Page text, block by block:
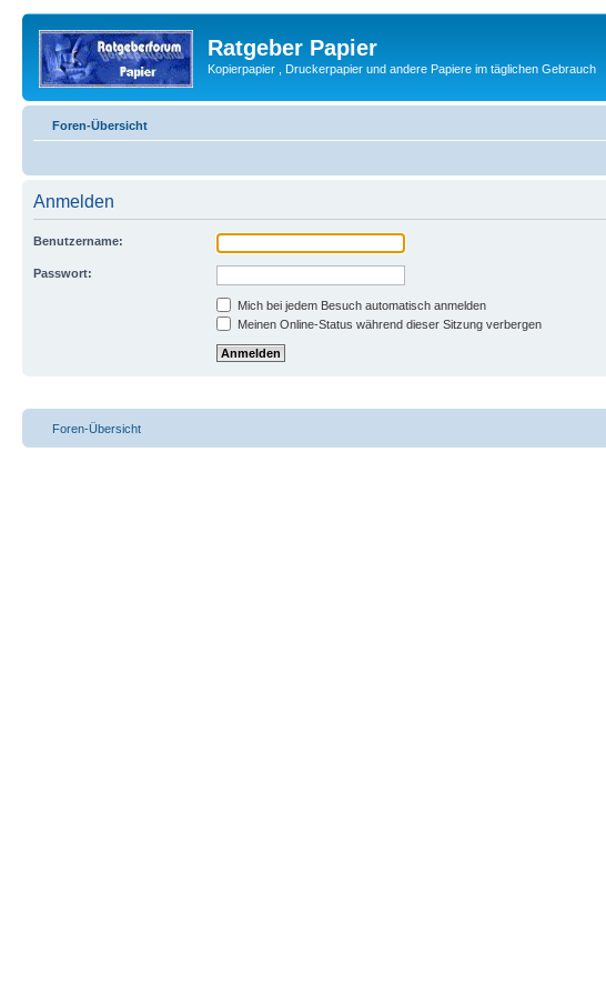
Ratgeber Papier
Kopierpapier , Druckerpapier und andere Papiere im täglichen Gebrauch
Foren-Übersicht
Anmelden
Benutzername:
Passwort:
Mich bei jedem Besuch automatisch anmelden
Meinen Online-Status während dieser Sitzung verbergen
Foren-Übersicht